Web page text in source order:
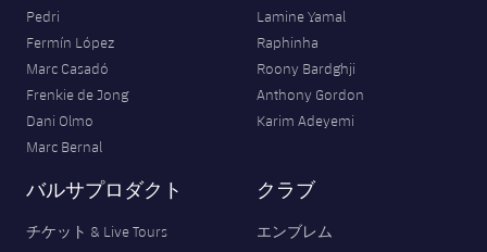
Pedri
Fermín López
Marc Casadó
Frenkie de Jong
Dani Olmo
Marc Bernal
Lamine Yamal
Raphinha
Roony Bardghji
Anthony Gordon
Karim Adeyemi
バルサプロダクト
チケット & Live Tours
クラブ
エンブレム